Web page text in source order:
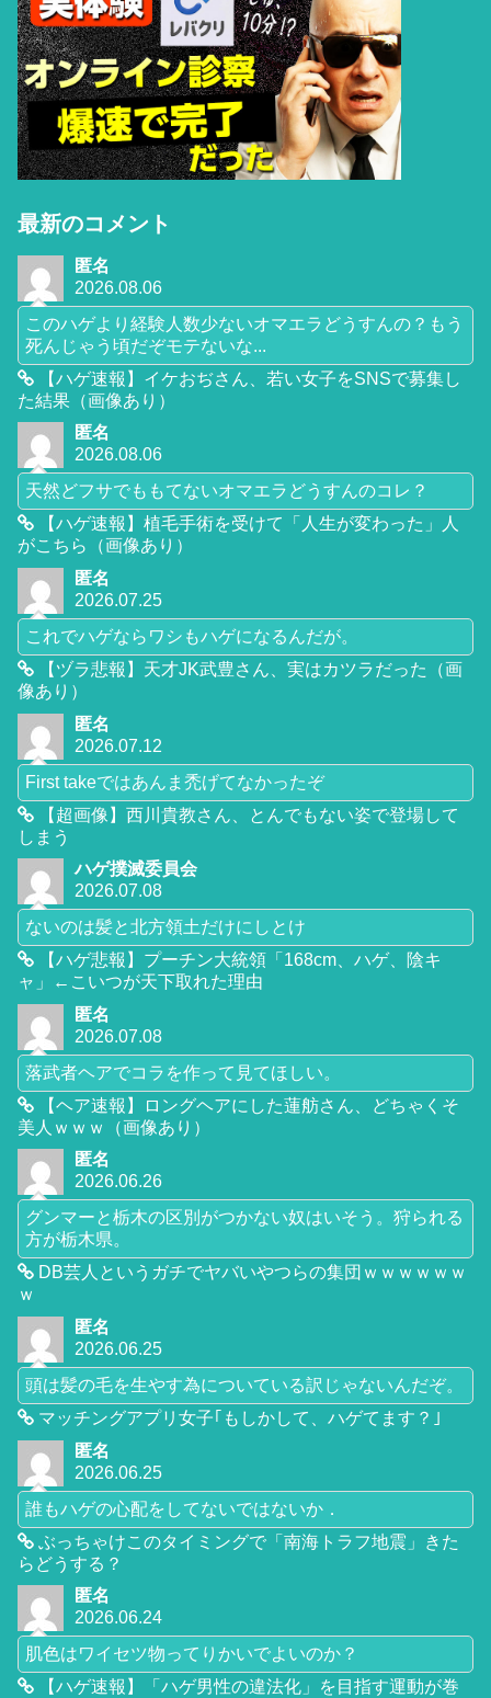
最新のコメント
匿名
2026.08.06
このハゲより経験人数少ないオマエラどうすんの？もう
死んじゃう頃だぞモテないな...
【ハゲ速報】イケおぢさん、若い女子をSNSで募集し
た結果（画像あり）
匿名
2026.08.06
天然どフサでももてないオマエラどうすんのコレ？
【ハゲ速報】植毛手術を受けて「人生が変わった」人
がこちら（画像あり）
匿名
2026.07.25
これでハゲならワシもハゲになるんだが。
【ヅラ悲報】天才JK武豊さん、実はカツラだった（画
像あり）
匿名
2026.07.12
First takeではあんま禿げてなかったぞ
【超画像】西川貴教さん、とんでもない姿で登場して
しまう
ハゲ撲滅委員会
2026.07.08
ないのは髪と北方領土だけにしとけ
【ハゲ悲報】プーチン大統領「168cm、ハゲ、陰キ
ャ」←こいつが天下取れた理由
匿名
2026.07.08
落武者ヘアでコラを作って見てほしい。
【ヘア速報】ロングヘアにした蓮舫さん、どちゃくそ
美人ｗｗｗ（画像あり）
匿名
2026.06.26
グンマーと栃木の区別がつかない奴はいそう。狩られる
方が栃木県。
DB芸人というガチでヤバいやつらの集団ｗｗｗｗｗｗ
ｗ
匿名
2026.06.25
頭は髪の毛を生やす為についている訳じゃないんだぞ。
マッチングアプリ女子｢もしかして、ハゲてます？｣
匿名
2026.06.25
誰もハゲの心配をしてないではないか．
ぶっちゃけこのタイミングで「南海トラフ地震」きた
らどうする？
匿名
2026.06.24
肌色はワイセツ物ってりかいでよいのか？
【ハゲ速報】「ハゲ男性の違法化」を目指す運動が巻